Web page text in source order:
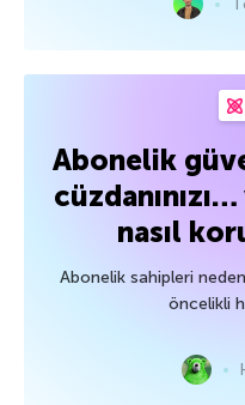
Abonelik
cüzdanınızı…
nasıl
Abonelik sahipleri
öncelikli